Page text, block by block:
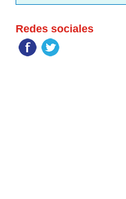
Redes sociales